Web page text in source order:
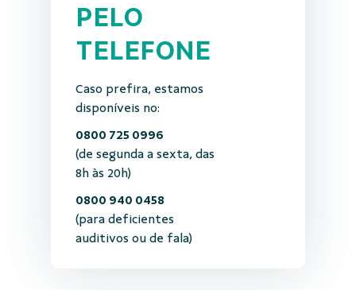
PELO
TELEFONE
Caso prefira, estamos
disponíveis no:
0800 725 0996
(de segunda a sexta, das
8h às 20h)
0800 940 0458
(para deficientes
auditivos ou de fala)